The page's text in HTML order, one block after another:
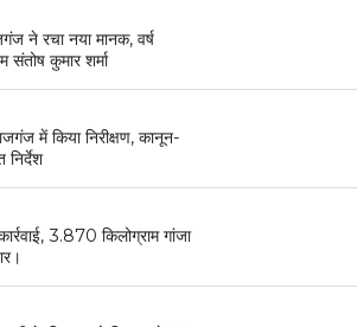
ने रचा नया मानक, वर्ष
संतोष कुमार शर्मा
में किया निरीक्षण, कानून-
3.870 किलोग्राम गांजा